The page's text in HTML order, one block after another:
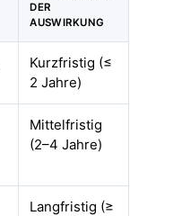
DER
AUSWIRKUNG
Kurzfristig (≤
2 Jahre)
Mittelfristig
(2–4 Jahre)
Langfristig (≥